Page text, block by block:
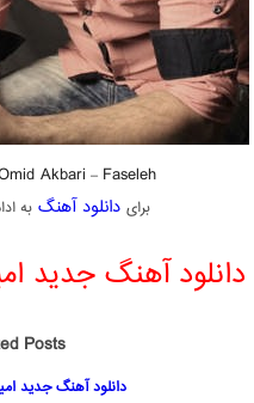
Akbari – Faseleh
برای دانلود آهنگ به
دانلود آهنگ جدید
Posts:
دانلود آهنگ جدید